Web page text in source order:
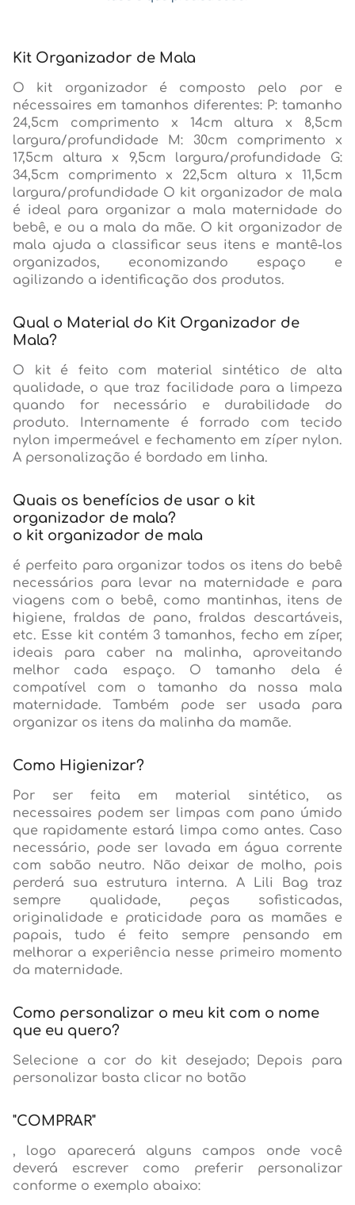
Kit Organizador de Mala
O kit organizador é composto pelo por e
nécessaires em tamanhos diferentes: P: tamanho
24,5cm comprimento x 14cm altura x 8,5cm
largura/profundidade M: 30cm comprimento x
17,5cm altura x 9,5cm largura/profundidade G:
34,5cm comprimento x 22,5cm altura x 11,5cm
largura/profundidade O kit organizador de mala
é ideal para organizar a mala maternidade do
bebê, e ou a mala da mãe. O kit organizador de
mala ajuda a classificar seus itens e mantê-los
organizados, economizando espaço e
agilizando a identificação dos produtos.
Qual o Material do Kit Organizador de
Mala?
O kit é feito com material sintético de alta
qualidade, o que traz facilidade para a limpeza
quando for necessário e durabilidade do
produto. Internamente é forrado com tecido
nylon impermeável e fechamento em zíper nylon.
A personalização é bordado em linha.
Quais os benefícios de usar o kit
organizador de mala?
o kit organizador de mala
é perfeito para organizar todos os itens do bebê
necessários para levar na maternidade e para
viagens com o bebê, como mantinhas, itens de
higiene, fraldas de pano, fraldas descartáveis,
etc. Esse kit contém 3 tamanhos, fecho em zíper,
ideais para caber na malinha, aproveitando
melhor cada espaço. O tamanho dela é
compatível com o tamanho da nossa mala
maternidade. Também pode ser usada para
organizar os itens da malinha da mamãe.
Como Higienizar?
Por ser feita em material sintético, as
necessaires podem ser limpas com pano úmido
que rapidamente estará limpa como antes. Caso
necessário, pode ser lavada em água corrente
com sabão neutro. Não deixar de molho, pois
perderá sua estrutura interna. A Lili Bag traz
sempre qualidade, peças sofisticadas,
originalidade e praticidade para as mamães e
papais, tudo é feito sempre pensando em
melhorar a experiência nesse primeiro momento
da maternidade.
Como personalizar o meu kit com o nome
que eu quero?
Selecione a cor do kit desejado; Depois para
personalizar basta clicar no botão
"COMPRAR"
, logo aparecerá alguns campos onde você
deverá escrever como preferir personalizar
conforme o exemplo abaixo: